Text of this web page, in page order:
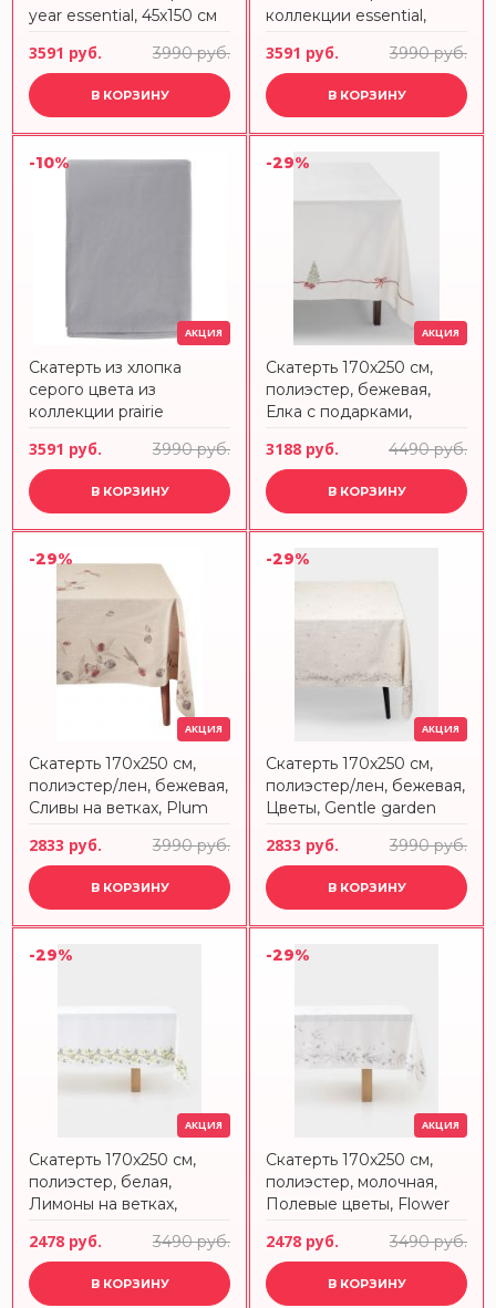
year essential, 45х150 см
3591 руб. 3990 руб.
В КОРЗИНУ
коллекции essential,
3591 руб. 3990 руб.
В КОРЗИНУ
-10%
АКЦИЯ
Скатерть из хлопка
серого цвета из
коллекции prairie
3591 руб. 3990 руб.
В КОРЗИНУ
-29%
АКЦИЯ
Скатерть 170х250 см,
полиэстер, бежевая,
Елка с подарками,
3188 руб. 4490 руб.
В КОРЗИНУ
-29%
АКЦИЯ
Скатерть 170х250 см,
полиэстер/лен, бежевая,
Сливы на ветках, Plum
2833 руб. 3990 руб.
В КОРЗИНУ
-29%
АКЦИЯ
Скатерть 170х250 см,
полиэстер/лен, бежевая,
Цветы, Gentle garden
2833 руб. 3990 руб.
В КОРЗИНУ
-29%
АКЦИЯ
Скатерть 170х250 см,
полиэстер, белая,
Лимоны на ветках,
2478 руб. 3490 руб.
В КОРЗИНУ
-29%
АКЦИЯ
Скатерть 170х250 см,
полиэстер, молочная,
Полевые цветы, Flower
2478 руб. 3490 руб.
В КОРЗИНУ